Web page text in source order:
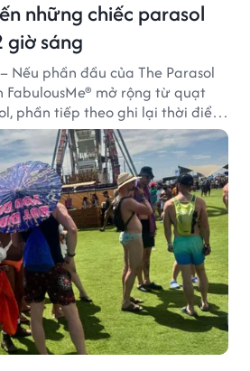
những chiếc parasol
giờ sáng
– Nếu phần đầu của The Parasol
FabulousMe® mở rộng từ quạt
phần tiếp theo ghi lại thời điểm
đón nhận và dần vượt khỏi
thông thường.